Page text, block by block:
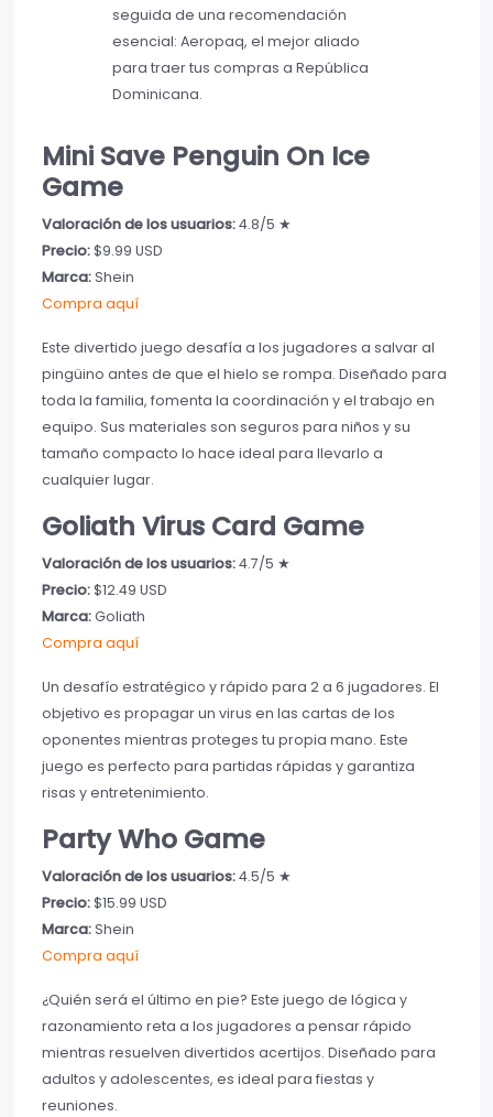
seguida de una recomendación
esencial: Aeropaq, el mejor aliado
para traer tus compras a República
Dominicana.
Mini Save Penguin On Ice
Game
Valoración de los usuarios:4.8/5 ★
Precio:$9.99 USD
Marca:Shein
Compra aquí
Este divertido juego desafía a los jugadores a salvar al
pingüino antes de que el hielo se rompa. Diseñado para
toda la familia, fomenta la coordinación y el trabajo en
equipo. Sus materiales son seguros para niños y su
tamaño compacto lo hace ideal para llevarlo a
cualquier lugar.
Goliath Virus Card Game
Valoración de los usuarios:4.7/5 ★
Precio:$12.49 USD
Marca:Goliath
Compra aquí
Un desafío estratégico y rápido para 2 a 6 jugadores. El
objetivo es propagar un virus en las cartas de los
oponentes mientras proteges tu propia mano. Este
juego es perfecto para partidas rápidas y garantiza
risas y entretenimiento.
Party Who Game
Valoración de los usuarios:4.5/5 ★
Precio:$15.99 USD
Marca:Shein
Compra aquí
¿Quién será el último en pie? Este juego de lógica y
razonamiento reta a los jugadores a pensar rápido
mientras resuelven divertidos acertijos. Diseñado para
adultos y adolescentes, es ideal para fiestas y
reuniones.